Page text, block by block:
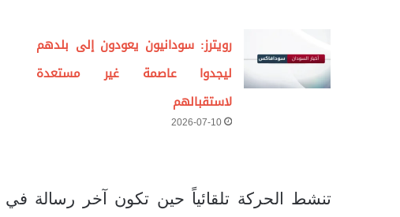
رويترز: سودانيون يعودون إلى بلدهم
ليجدوا عاصمة غير مستعدة
لاستقبالهم
2026-07-10
تنشط الحركة تلقائياً حين تكون آخر رسالة في